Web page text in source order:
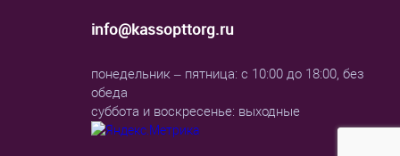
info@kassopttorg.ru
понедельник – пятница: с 10:00 до 18:00, без
обеда
суббота и воскресенье: выходные